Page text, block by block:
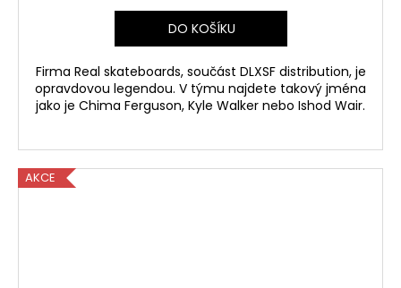
DO KOŠÍKU
Firma Real skateboards, součást DLXSF distribution, je
opravdovou legendou. V týmu najdete takový jména
jako je Chima Ferguson, Kyle Walker nebo Ishod Wair.
AKCE